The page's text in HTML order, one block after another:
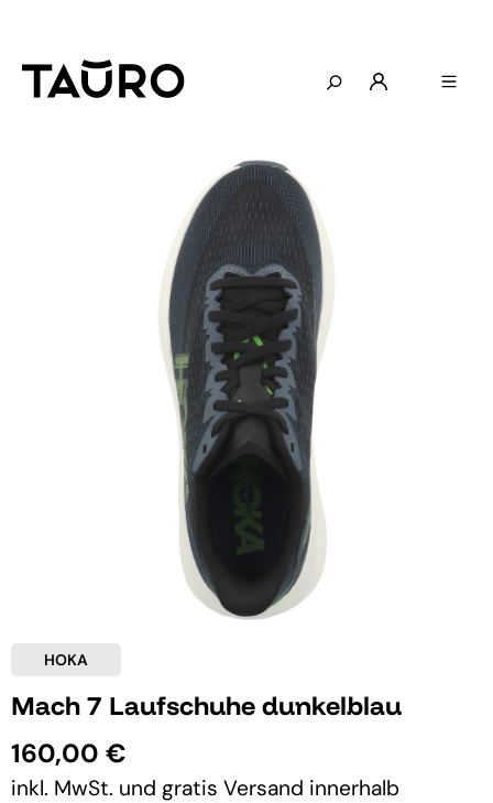
HOKA
Mach 7 Laufschuhe dunkelblau
160,00 €
inkl. MwSt. und gratis Versand innerhalb